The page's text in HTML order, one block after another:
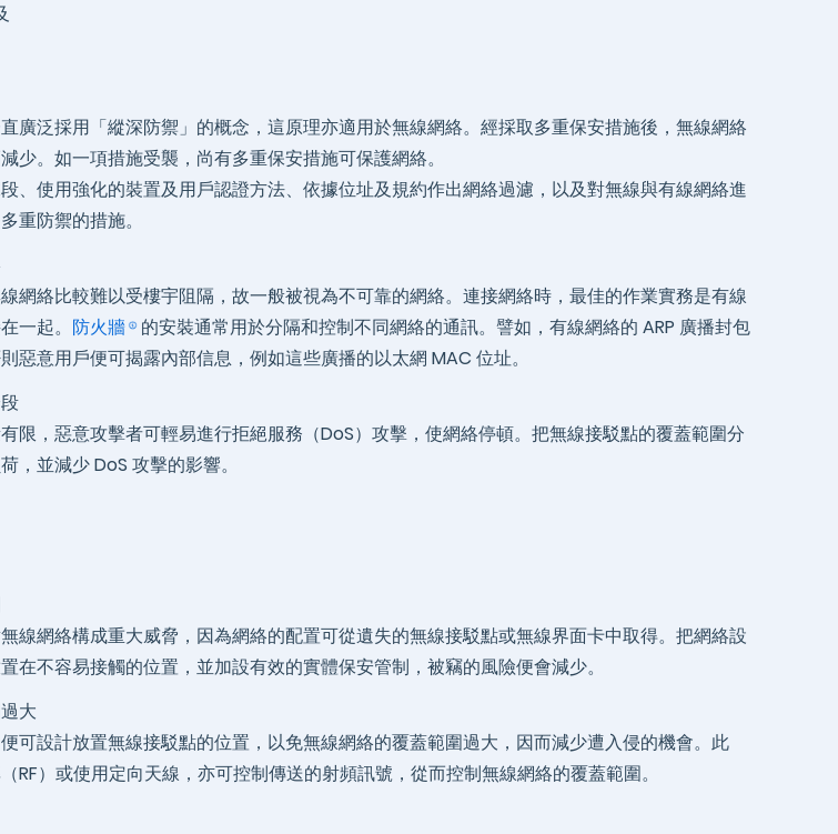
廣泛採用「縱深防禦」的概念，這原理亦適用於無線網絡。經採取多重保安措施後，無線網絡
少。如一項措施受襲，尚有多重保安措施可保護網絡。
、使用強化的裝置及用戶認證方法、依據位址及規約作出網絡過濾，以及對無線與有線網絡進
重防禦的措施。
網絡比較難以受樓宇阻隔，故一般被視為不可靠的網絡。連接網絡時，最佳的作業實務是有線
一起。 防火牆
的安裝通常用於分隔和控制不同網絡的通訊。譬如，有線網絡的 ARP 廣播封包
惡意用戶便可揭露內部信息，例如這些廣播的以太網 MAC 位址。
限，惡意攻擊者可輕易進行拒絕服務（DoS）攻擊，使網絡停頓。把無線接駁點的覆蓋範圍分
，並減少 DoS 攻擊的影響。
線網絡構成重大威脅，因為網絡的配置可從遺失的無線接駁點或無線界面卡中取得。把網絡設
在不容易接觸的位置，並加設有效的實體保安管制，被竊的風險便會減少。
大
可設計放置無線接駁點的位置，以免無線網絡的覆蓋範圍過大，因而減少遭入侵的機會。此
RF）或使用定向天線，亦可控制傳送的射頻訊號，從而控制無線網絡的覆蓋範圍。